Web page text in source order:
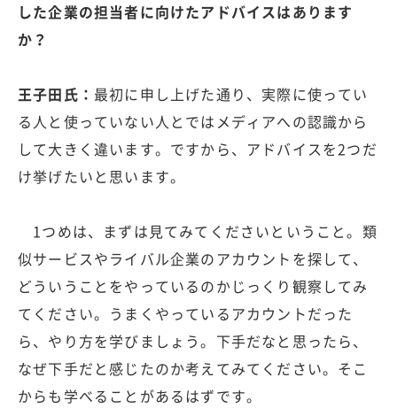
した企業の担当者に向けたアドバイスはあります
か？
王子田氏： 最初に申し上げた通り、実際に使ってい
る人と使っていない人とではメディアへの認識から
して大きく違います。ですから、アドバイスを2つだ
け挙げたいと思います。
1つめは、まずは見てみてくださいということ。類
似サービスやライバル企業のアカウントを探して、
どういうことをやっているのかじっくり観察してみ
てください。うまくやっているアカウントだった
ら、やり方を学びましょう。下手だなと思ったら、
なぜ下手だと感じたのか考えてみてください。そこ
からも学べることがあるはずです。